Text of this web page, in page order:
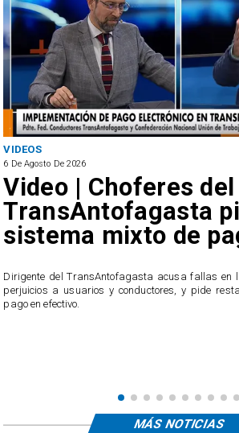
VIDEOS
6 De Agosto De 2026
Video | Choferes del
TransAntofagasta
sistema mixto de
​Dirigente del TransAntofagasta acusa fallas en
perjuicios a usuarios y conductores, y pide
pago en efectivo.
MÁS NOTICIAS